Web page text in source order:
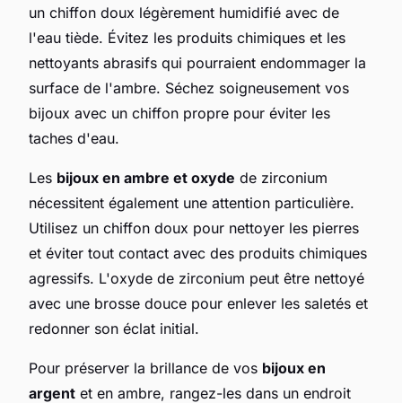
un chiffon doux légèrement humidifié avec de
l'eau tiède. Évitez les produits chimiques et les
nettoyants abrasifs qui pourraient endommager la
surface de l'ambre. Séchez soigneusement vos
bijoux avec un chiffon propre pour éviter les
taches d'eau.
Les bijoux en ambre et oxyde de zirconium
nécessitent également une attention particulière.
Utilisez un chiffon doux pour nettoyer les pierres
et éviter tout contact avec des produits chimiques
agressifs. L'oxyde de zirconium peut être nettoyé
avec une brosse douce pour enlever les saletés et
redonner son éclat initial.
Pour préserver la brillance de vos bijoux en
argent et en ambre, rangez-les dans un endroit